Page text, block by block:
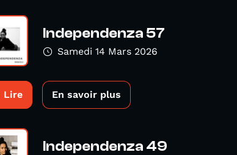
Independenza 57
Samedi 14 Mars 2026
Lire En savoir plus
Independenza 49